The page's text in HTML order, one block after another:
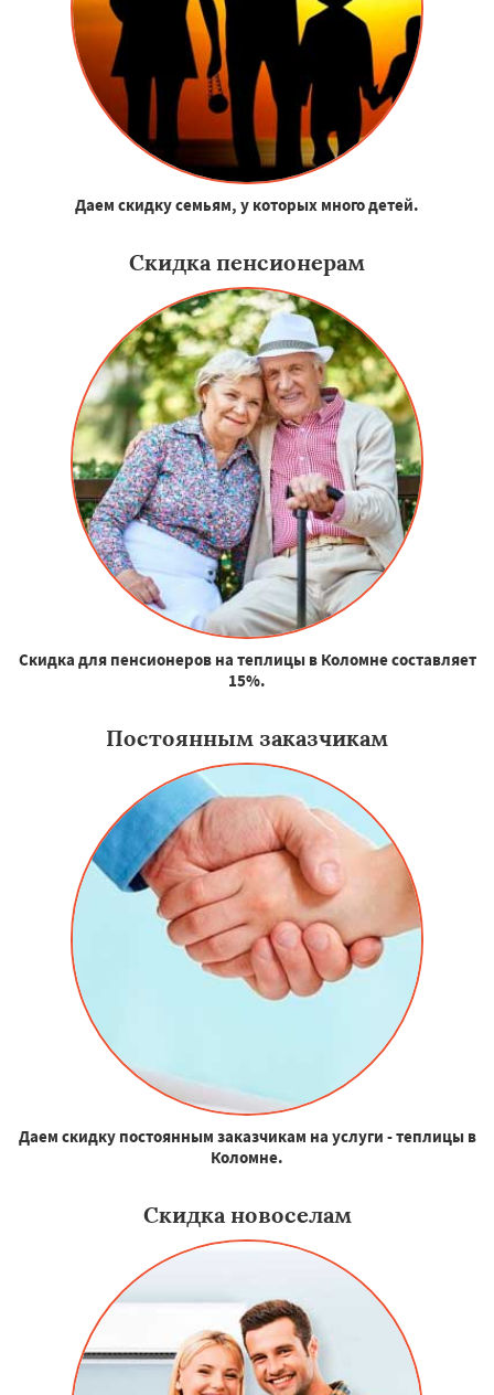
Даем скидку семьям, у которых много детей.
Скидка пенсионерам
Скидка для пенсионеров на теплицы в Коломне составляет
15%.
Постоянным заказчикам
Даем скидку постоянным заказчикам на услуги - теплицы в
Коломне.
Скидка новоселам